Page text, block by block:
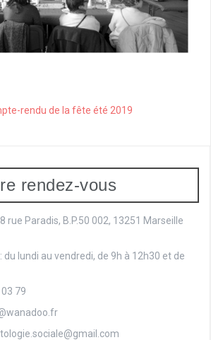
rendu de la fête été 2019
rendez-vous
rue Paradis, B.P.50 002, 13251 Marseille
: du lundi au vendredi, de 9h à 12h30 et de
79